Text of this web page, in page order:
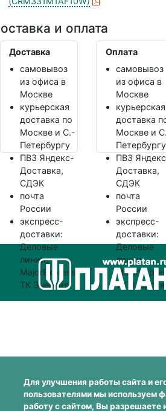
и оплата
Доставка
самовывоз
из офиса в
Москве
курьерская
доставка по
Москве и С.-
Петербургу
ПВЗ Яндекс-
Доставка,
СДЭК
почта
России
экспресс-
доставки:
Деловые
линии,
MajorExpress,
ТК Энергия
Оплата
самовывоз
из офиса в
Москве
курьерская
доставка
Москве и
Петербургу
ПВЗ
Доставка,
СДЭК
почта
России
экспресс-
доставки:
Деловые
линии,
ТК Энергия
Для улучшения работы сайта и
пользователями мы используем
работу с сайтом, Вы разрешаете